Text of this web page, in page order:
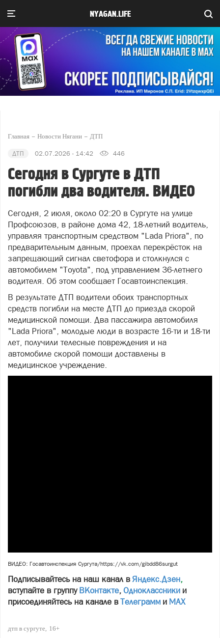
NYAGAN.LIFE
Главная Новости Нягани ДТП
ДТП 02.07.2026 - 14:42 446
Сегодня в Сургуте в ДТП
погибли два водителя. ВИДЕО
Сегодня, 2 июля, около 02:20 в Сургуте на улице
Профсоюзов, в районе дома 42, 18-летний водитель,
управляя транспортным средством "Lаda Priora", по
предварительным данным, проехал перекрёсток на
запрещающий сигнал светофора и столкнулся с
автомобилем "Toyota", под управлением 36-летнего
водителя. Об этом сообщает Госавтоинспекция.
В результате ДТП водители обоих транспортных
средств погибли на месте ДТП до приезда скорой
медицинской помощи. Два пассажира автомобиля
"Lada Priora", молодые люди в возрасте 16-ти и 18-ти
лет, получили телесные повреждения и на
автомобиле скорой помощи доставлены в
медицинское учреждение.
ВИДЕО: Госавтоинспекция Сургута/https://vk.com/gibdd86surgut
Подписывайтесь на наш канал в Яндекс.Дзен,
вступайте в группу ВКонтакте, Одноклассники и
присоединяйтесь на канале в Телеграмм и МАХ
дтп в сургуте 16+